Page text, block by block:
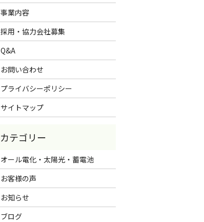
事業内容
採用・協力会社募集
Q&A
お問い合わせ
プライバシーポリシー
サイトマップ
オール電化・太陽光・蓄電池
お客様の声
お知らせ
ブログ